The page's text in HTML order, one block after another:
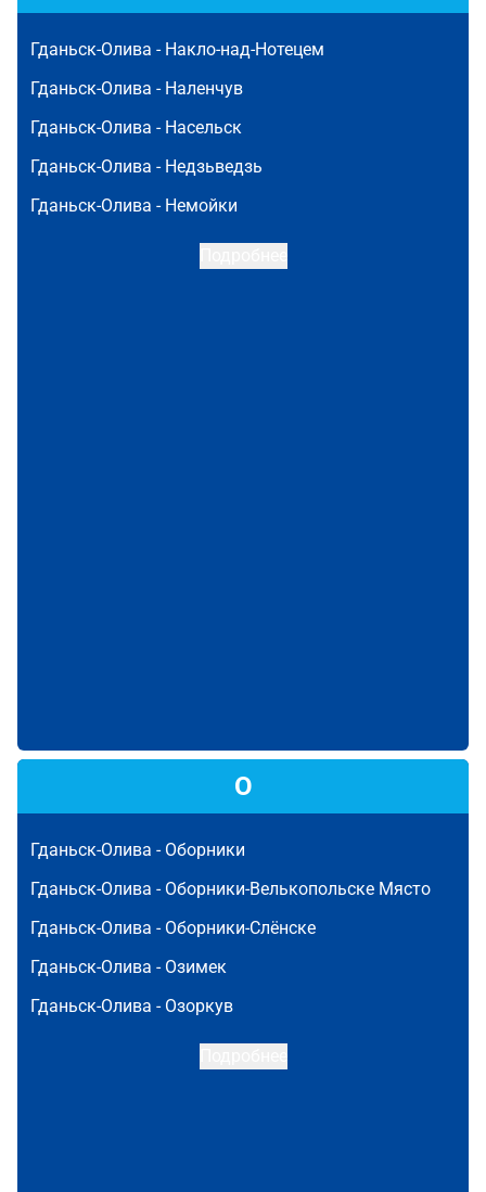
Гданьск-Олива - Накло-над-Нотецем
Гданьск-Олива - Наленчув
Гданьск-Олива - Насельск
Гданьск-Олива - Недзьведзь
Гданьск-Олива - Немойки
О
Гданьск-Олива - Оборники
Гданьск-Олива - Оборники-Велькопольске Място
Гданьск-Олива - Оборники-Слёнске
Гданьск-Олива - Озимек
Гданьск-Олива - Озоркув